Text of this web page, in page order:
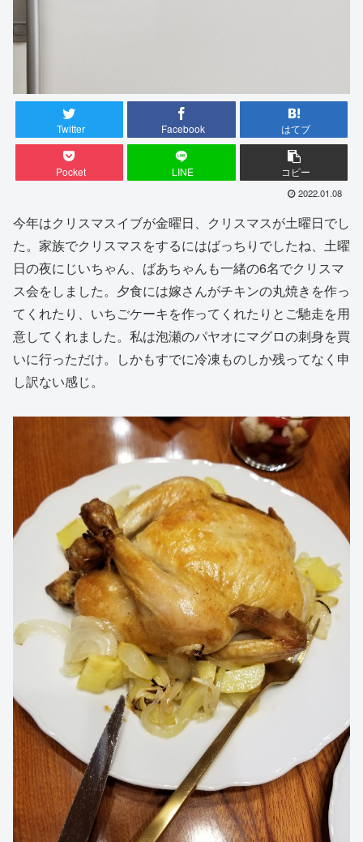
Twitter Facebook はてブ
Pocket LINE コピー
2022.01.08
今年はクリスマスイブが金曜日、クリスマスが土曜日でし
た。家族でクリスマスをするにはばっちりでしたね、土曜
日の夜にじいちゃん、ばあちゃんも一緒の6名でクリスマ
ス会をしました。夕食には嫁さんがチキンの丸焼きを作っ
てくれたり、いちごケーキを作ってくれたりとご馳走を用
意してくれました。私は泡瀬のパヤオにマグロの刺身を買
いに行っただけ。しかもすでに冷凍ものしか残ってなく申
し訳ない感じ。